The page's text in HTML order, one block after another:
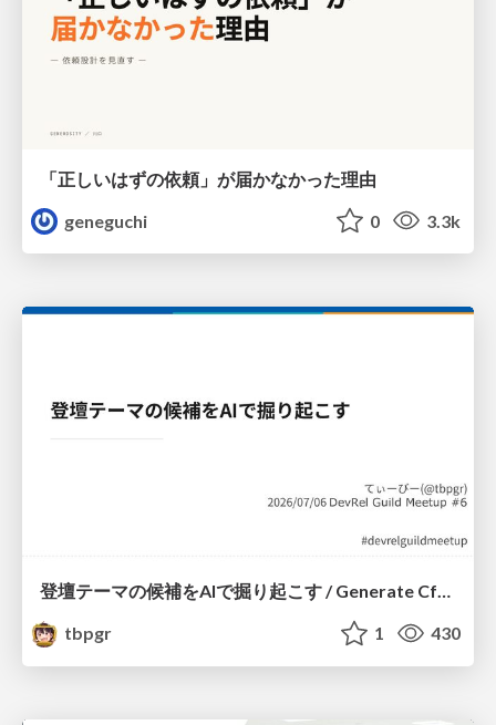
「正しいはずの依頼」が届かなかった理由
geneguchi
0 3.3k
登壇テーマの候補をAIで掘り起こす / Generate CfP Ideas via-AI
tbpgr
1 430